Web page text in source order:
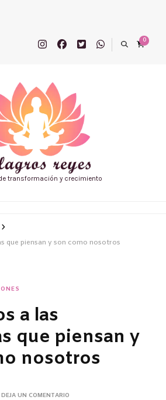
0
transformación y crecimiento
que piensan y son como nosotros
a las
que piensan y
nosotros
DEJA UN COMENTARIOEN